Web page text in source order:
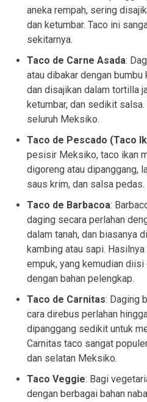
aneka rempah, sering
dan ketumbar. Taco ini
sekitarnya.
Taco de Carne Asada:
atau dibakar dengan
dan disajikan dalam tortilla
ketumbar, dan sedikit
seluruh Meksiko.
Taco de Pescado (Taco
pesisir Meksiko, taco ikan
digoreng atau dipanggang,
saus krim, dan salsa pedas.
Taco de Barbacoa:
daging secara perlahan
dalam tanah, dan biasanya
kambing atau sapi.
empuk, yang kemudian
dengan bahan pelengkap.
Taco de Carnitas: Daging
cara direbus perlahan
dipanggang sedikit untuk
Carnitas taco sangat
dan selatan Meksiko.
Taco Veggie: Bagi
dengan berbagai bahan